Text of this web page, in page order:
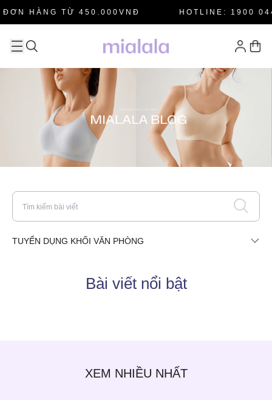
HÀNG TỪ 450.000VNĐ HOTLINE: 1900
TUYỂN DỤNG KHỐI VĂN PHÒNG
Bài viết nổi bật
XEM NHIỀU NHẤT